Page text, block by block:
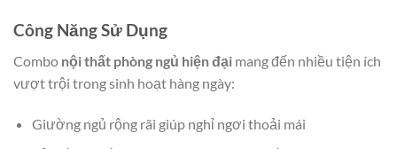
Công Năng Sử Dụng
Combo nội thất phòng ngủ hiện đại mang đến nhiều tiện ích
vượt trội trong sinh hoạt hàng ngày:
Giường ngủ rộng rãi giúp nghỉ ngơi thoải mái